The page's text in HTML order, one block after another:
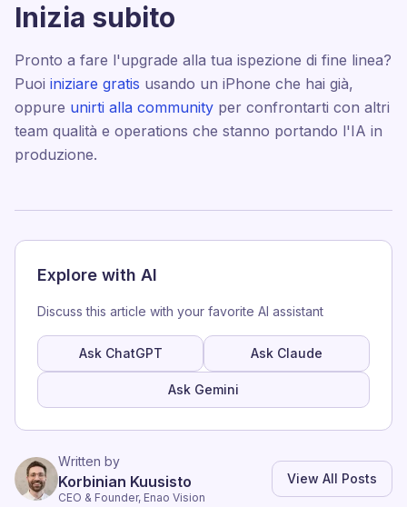
Inizia subito
Pronto a fare l'upgrade alla tua ispezione di fine linea?
Puoi iniziare gratis usando un iPhone che hai già,
oppure unirti alla community per confrontarti con altri
team qualità e operations che stanno portando l'IA in
produzione.
Explore with AI
Discuss this article with your favorite AI assistant
Ask ChatGPT Ask Claude
Ask Gemini
Written by
Korbinian Kuusisto
CEO & Founder, Enao Vision
View All Posts